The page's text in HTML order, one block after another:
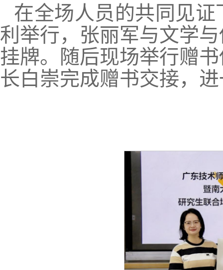
在全场人员的共同见
利举行，张丽军与文学
挂牌。随后现场举行赠
长白崇完成赠书交接，